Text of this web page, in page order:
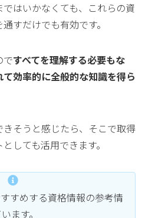
はいかなくても、これらの資
すだけでも有効です。
ですべてを理解する必要もな
効率的に全般的な知識を得ら
そうと感じたら、そこで取得
しても活用できます。
すめする資格情報の参考情
ます。